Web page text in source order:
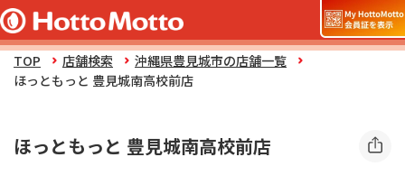
TOP 店舗検索
沖縄県豊見城市の店舗一覧
ほっともっと 豊見城南高校前店
ほっともっと 豊見城南高校前店